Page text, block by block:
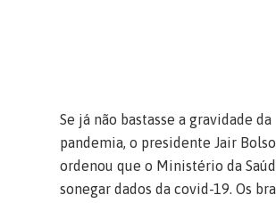
Se já não bastasse a gravidade da
pandemia, o presidente Jair
ordenou que o Ministério da
sonegar dados da covid-19. Os